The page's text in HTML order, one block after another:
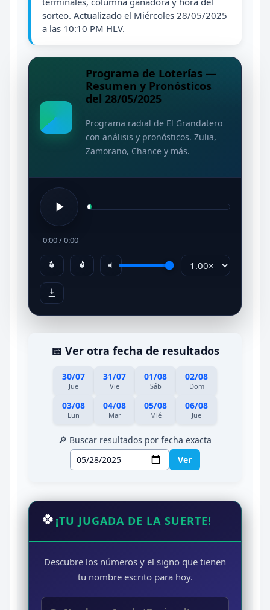
sorteo. Actualizado el Miércoles 28/05/2025
a las 10:10 PM HLV.
Programa de Loterías —
Resumen y Pronósticos
del 28/05/2025
Programa radial de El Grandatero
con análisis y pronósticos. Zulia,
Zamorano, Chance y más.
0:00/0:00
📅 Ver otra fecha de resultados
30/07
Jue
31/07
Vie
01/08
Sáb
02/08
Dom
03/08
Lun
04/08
Mar
05/08
Mié
06/08
Jue
🔎 Buscar resultados por fecha exacta
Ver
🍀 ¡TU JUGADA DE LA SUERTE!
Descubre los números y el signo que tienen
tu nombre escrito para hoy.